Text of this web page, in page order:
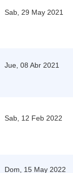
Sab, 29 May 2021
Jue, 08 Abr 2021
Sab, 12 Feb 2022
Dom, 15 May 2022